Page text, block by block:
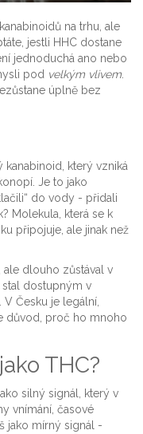
na trhu, ale
jestli HHC dostane
jednoduchá ano nebo
pod velkým vlivem
úplně bez
kanabinoid, který vzniká
Je to jako
do vody - přidali
Molekula, která se k
připojuje, ale jinak než
ale dlouho zůstával v
stal dostupným v
Česku je legální,
důvod, proč ho mnoho
THC?
silný signál, který v
vnímání, časové
jako mírný signál -